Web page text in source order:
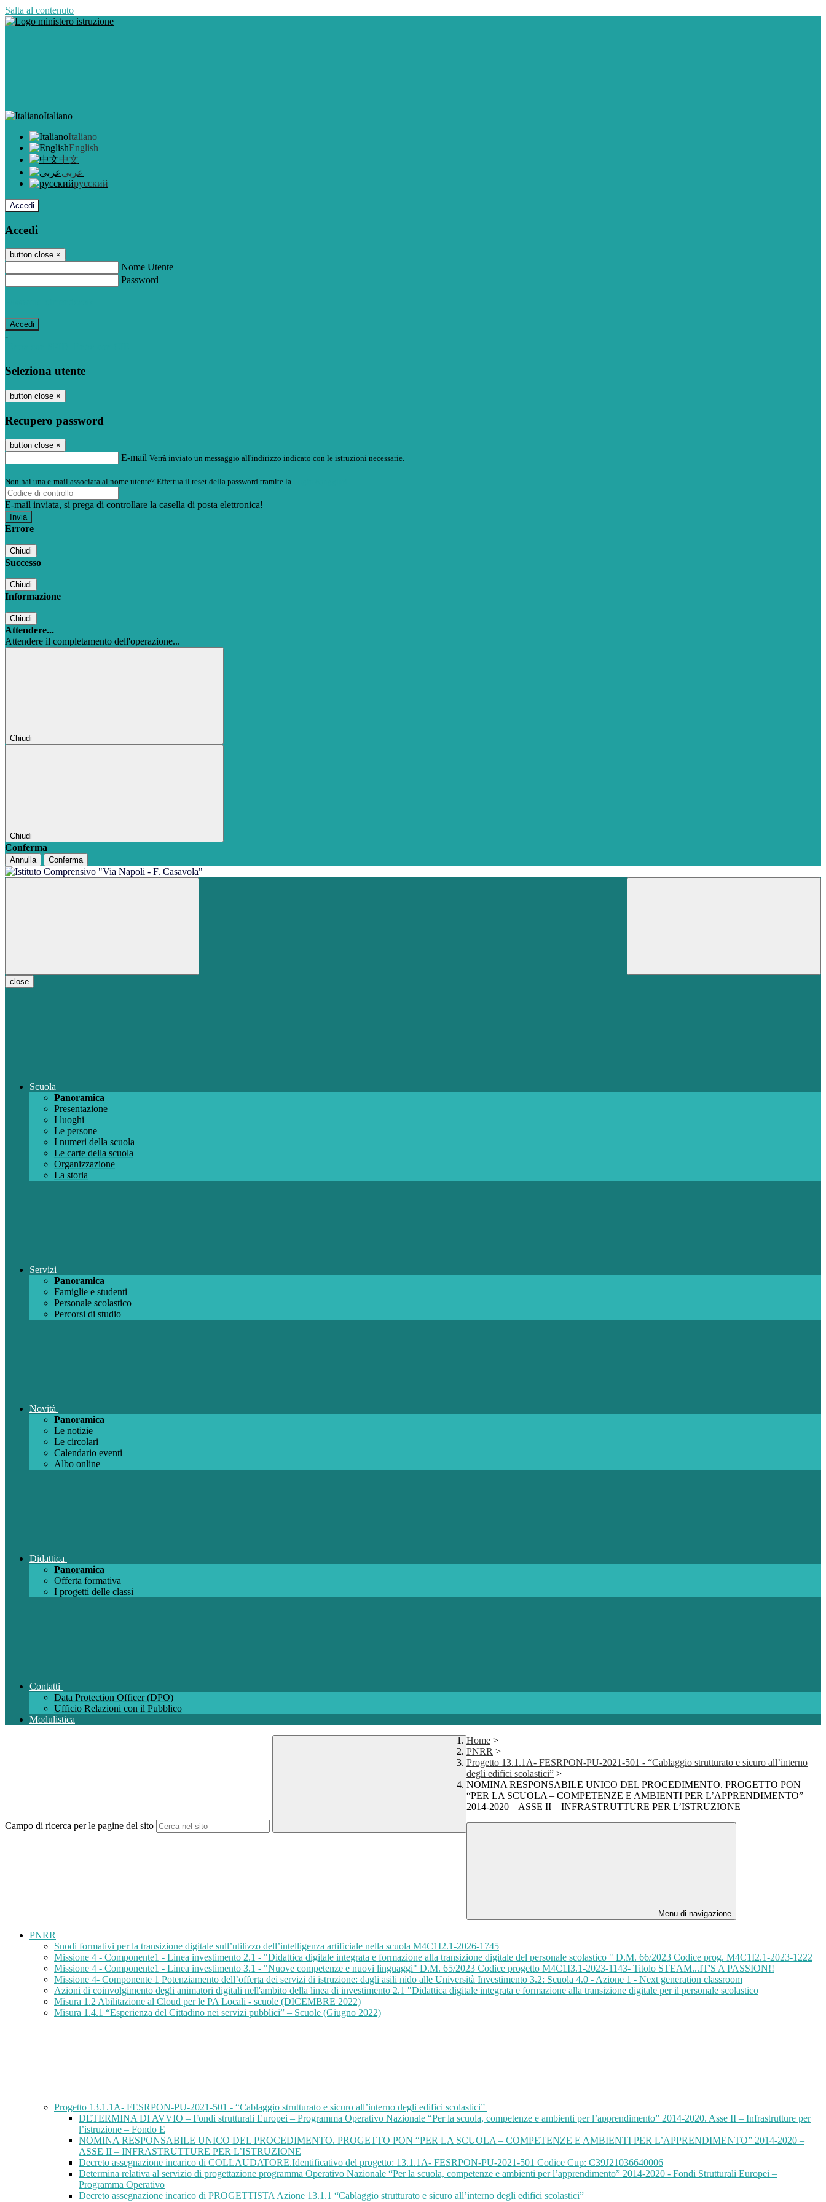
Salta al contenuto
Italiano
Italiano
English
中文
عربى
русский
Accedi
Accedi
button close ×
Nome Utente
Password
-
Seleziona utente
button close ×
Recupero password
button close ×
E-mail Verrà inviato un messaggio all'indirizzo indicato con le istruzioni necessarie.
Non hai una e-mail associata al nome utente? Effettua il reset della password tramite la
E-mail inviata, si prega di controllare la casella di posta elettronica!
Errore
Chiudi
Successo
Chiudi
Informazione
Chiudi
Attendere...
Attendere il completamento dell'operazione...
Chiudi
Chiudi
Conferma
Annulla Conferma
close
Scuola
Panoramica
Presentazione
I luoghi
Le persone
I numeri della scuola
Le carte della scuola
Organizzazione
La storia
Servizi
Panoramica
Famiglie e studenti
Personale scolastico
Percorsi di studio
Novità
Panoramica
Le notizie
Le circolari
Calendario eventi
Albo online
Didattica
Panoramica
Offerta formativa
I progetti delle classi
Contatti
Data Protection Officer (DPO)
Ufficio Relazioni con il Pubblico
Modulistica
Campo di ricerca per le pagine del sito
Home >
PNRR >
Progetto 13.1.1A- FESRPON-PU-2021-501 - “Cablaggio strutturato e sicuro all’interno
degli edifici scolastici” >
NOMINA RESPONSABILE UNICO DEL PROCEDIMENTO. PROGETTO PON
“PER LA SCUOLA – COMPETENZE E AMBIENTI PER L’APPRENDIMENTO”
2014-2020 – ASSE II – INFRASTRUTTURE PER L’ISTRUZIONE
Menu di navigazione
PNRR
Snodi formativi per la transizione digitale sull’utilizzo dell’intelligenza artificiale nella scuola M4C1I2.1-2026-1745
Missione 4 - Componente1 - Linea investimento 2.1 - "Didattica digitale integrata e formazione alla transizione digitale del personale scolastico " D.M. 66/2023 Codice prog. M4C1I2.1-2023-1222
Missione 4 - Componente1 - Linea investimento 3.1 - "Nuove competenze e nuovi linguaggi" D.M. 65/2023 Codice progetto M4C1I3.1-2023-1143- Titolo STEAM...IT'S A PASSION!!
Missione 4- Componente 1 Potenziamento dell’offerta dei servizi di istruzione: dagli asili nido alle Università Investimento 3.2: Scuola 4.0 - Azione 1 - Next generation classroom
Azioni di coinvolgimento degli animatori digitali nell'ambito della linea di investimento 2.1 "Didattica digitale integrata e formazione alla transizione digitale per il personale scolastico
Misura 1.2 Abilitazione al Cloud per le PA Locali - scuole (DICEMBRE 2022)
Misura 1.4.1 “Esperienza del Cittadino nei servizi pubblici” – Scuole (Giugno 2022)
Progetto 13.1.1A- FESRPON-PU-2021-501 - “Cablaggio strutturato e sicuro all’interno degli edifici scolastici”
DETERMINA DI AVVIO – Fondi strutturali Europei – Programma Operativo Nazionale “Per la scuola, competenze e ambienti per l’apprendimento” 2014-2020. Asse II – Infrastrutture per
l’istruzione – Fondo E
NOMINA RESPONSABILE UNICO DEL PROCEDIMENTO. PROGETTO PON “PER LA SCUOLA – COMPETENZE E AMBIENTI PER L’APPRENDIMENTO” 2014-2020 –
ASSE II – INFRASTRUTTURE PER L’ISTRUZIONE
Decreto assegnazione incarico di COLLAUDATORE.Identificativo del progetto: 13.1.1A- FESRPON-PU-2021-501 Codice Cup: C39J21036640006
Determina relativa al servizio di progettazione programma Operativo Nazionale “Per la scuola, competenze e ambienti per l’apprendimento” 2014-2020 - Fondi Strutturali Europei –
Programma Operativo
Decreto assegnazione incarico di PROGETTISTA Azione 13.1.1 “Cablaggio strutturato e sicuro all’interno degli edifici scolastici”